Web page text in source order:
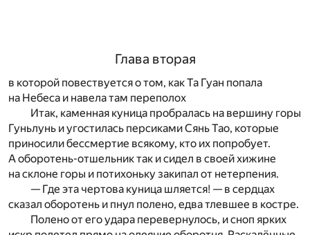
Глава вторая
в которой повествуется о том, как Та Гуан попала
на Небеса и навела там переполох
Итак, каменная куница пробралась на вершину горы
Гуньлунь и угостилась персиками Сянь Тао, которые
приносили бессмертие всякому, кто их попробует.
А оборотень-отшельник так и сидел в своей хижине
на склоне горы и потихоньку закипал от нетерпения.
— Где эта чертова куница шляется! — в сердцах
сказал оборотень и пнул полено, едва тлевшее в костре.
Полено от его удара перевернулось, и сноп ярких